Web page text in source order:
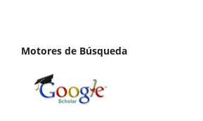
Motores de Búsqueda